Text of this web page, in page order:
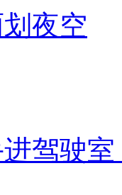
夜空
驾驶